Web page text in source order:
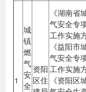
1
城
镇
燃
气
安
全
资阳
区住
《湖南省
气安全专
工作实施
《益阳市
气安全专
工作实施
《资阳区